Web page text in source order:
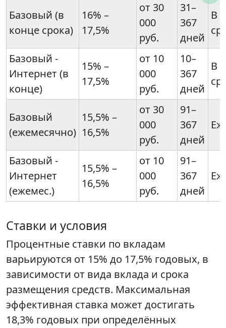
Базовый (в
конце срока)
16% –
17,5%
от 30
000
руб.
31–
367
дней
В
Базовый -
Интернет (в
конце)
15% –
17,5%
от 10
000
руб.
10–
367
дней
В
Базовый
(ежемесячно)
15,5% –
16,5%
от 30
000
руб.
91–
367
дней
Базовый -
Интернет
(ежемес.)
15,5% –
16,5%
от 10
000
руб.
91–
367
дней
Ставки и условия
Процентные ставки по вкладам
варьируются от 15% до 17,5% годовых, в
зависимости от вида вклада и срока
размещения средств. Максимальная
эффективная ставка может достигать
18,3% годовых при определённых